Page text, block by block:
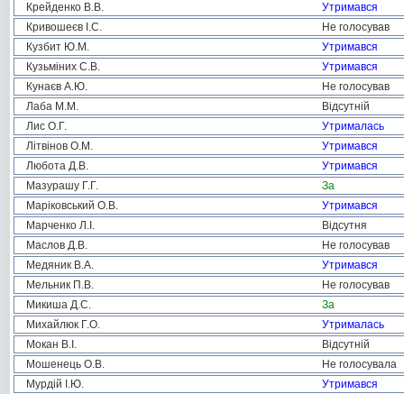
Крейденко В.В.
Утримався
Кривошеєв І.С.
Не голосував
Кузбит Ю.М.
Утримався
Кузьміних С.В.
Утримався
Кунаєв А.Ю.
Не голосував
Лаба М.М.
Відсутній
Лис О.Г.
Утрималась
Літвінов О.М.
Утримався
Любота Д.В.
Утримався
Мазурашу Г.Г.
За
Маріковський О.В.
Утримався
Марченко Л.І.
Відсутня
Маслов Д.В.
Не голосував
Медяник В.А.
Утримався
Мельник П.В.
Не голосував
Микиша Д.С.
За
Михайлюк Г.О.
Утрималась
Мокан В.І.
Відсутній
Мошенець О.В.
Не голосувала
Мурдій І.Ю.
Утримався